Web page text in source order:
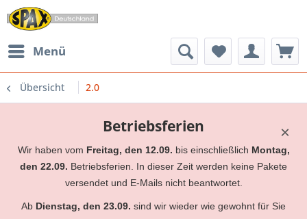
Menü
Übersicht 2.0
×
Betriebsferien
Wir haben vom Freitag, den 12.09. bis einschließlich Montag,
den 22.09. Betriebsferien. In dieser Zeit werden keine Pakete
versendet und E-Mails nicht beantwortet.
Ab Dienstag, den 23.09. sind wir wieder wie gewohnt für Sie